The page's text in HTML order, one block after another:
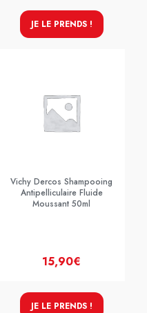
JE LE PRENDS !
Vichy Dercos Shampooing
Antipelliculaire Fluide
Moussant 50ml
15,90€
JE LE PRENDS !